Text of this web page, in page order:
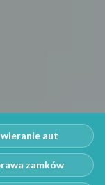
aut
zamków